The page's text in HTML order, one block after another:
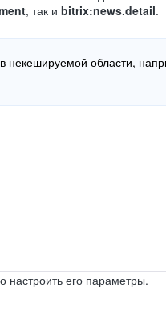
, так и bitrix:news.detail.
некешируемой области,
настроить его параметры.